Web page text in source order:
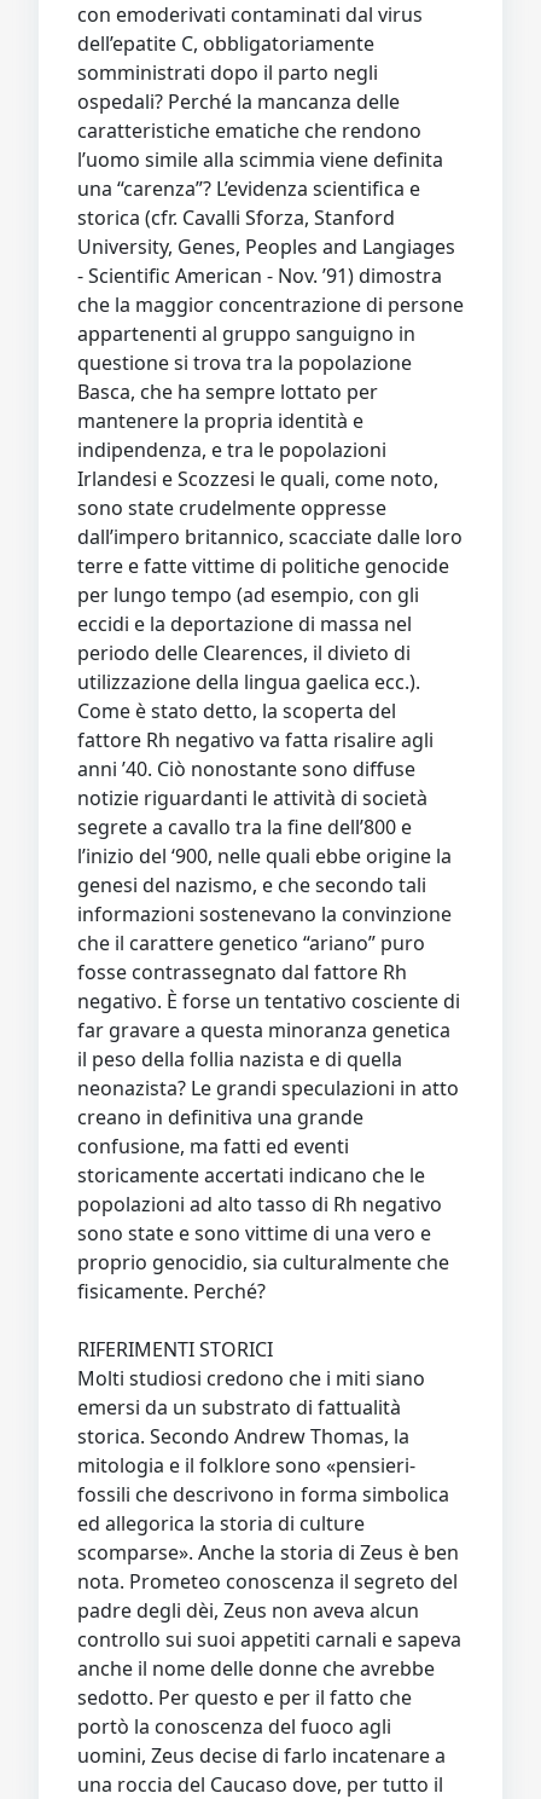
con emoderivati contaminati dal virus
dell’epatite C, obbligatoriamente
somministrati dopo il parto negli
ospedali? Perché la mancanza delle
caratteristiche ematiche che rendono
l’uomo simile alla scimmia viene definita
una “carenza”? L’evidenza scientifica e
storica (cfr. Cavalli Sforza, Stanford
University, Genes, Peoples and Langiages
- Scientific American - Nov. ’91) dimostra
che la maggior concentrazione di persone
appartenenti al gruppo sanguigno in
questione si trova tra la popolazione
Basca, che ha sempre lottato per
mantenere la propria identità e
indipendenza, e tra le popolazioni
Irlandesi e Scozzesi le quali, come noto,
sono state crudelmente oppresse
dall’impero britannico, scacciate dalle loro
terre e fatte vittime di politiche genocide
per lungo tempo (ad esempio, con gli
eccidi e la deportazione di massa nel
periodo delle Clearences, il divieto di
utilizzazione della lingua gaelica ecc.).
Come è stato detto, la scoperta del
fattore Rh negativo va fatta risalire agli
anni ’40. Ciò nonostante sono diffuse
notizie riguardanti le attività di società
segrete a cavallo tra la fine dell’800 e
l’inizio del ‘900, nelle quali ebbe origine la
genesi del nazismo, e che secondo tali
informazioni sostenevano la convinzione
che il carattere genetico “ariano” puro
fosse contrassegnato dal fattore Rh
negativo. È forse un tentativo cosciente di
far gravare a questa minoranza genetica
il peso della follia nazista e di quella
neonazista? Le grandi speculazioni in atto
creano in definitiva una grande
confusione, ma fatti ed eventi
storicamente accertati indicano che le
popolazioni ad alto tasso di Rh negativo
sono state e sono vittime di una vero e
proprio genocidio, sia culturalmente che
fisicamente. Perché?
RIFERIMENTI STORICI
Molti studiosi credono che i miti siano
emersi da un substrato di fattualità
storica. Secondo Andrew Thomas, la
mitologia e il folklore sono «pensieri-
fossili che descrivono in forma simbolica
ed allegorica la storia di culture
scomparse». Anche la storia di Zeus è ben
nota. Prometeo conoscenza il segreto del
padre degli dèi, Zeus non aveva alcun
controllo sui suoi appetiti carnali e sapeva
anche il nome delle donne che avrebbe
sedotto. Per questo e per il fatto che
portò la conoscenza del fuoco agli
uomini, Zeus decise di farlo incatenare a
una roccia del Caucaso dove, per tutto il